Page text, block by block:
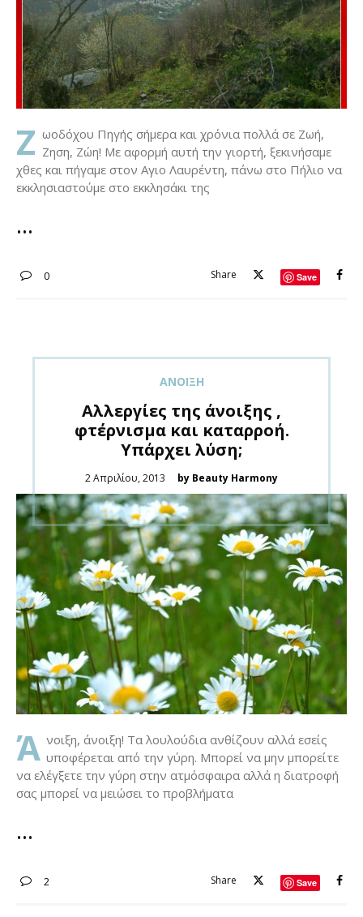
Ζ ωοδόχου Πηγής σήμερα και χρόνια πολλά σε Ζωή,
Ζηση, Ζώη! Με αφορμή αυτή την γιορτή, ξεκινήσαμε
χθες και πήγαμε στον Αγιο Λαυρέντη, πάνω στο Πήλιο να
εκκλησιαστούμε στο εκκλησάκι της
0 Share Save
ΑΝΟΙΞΗ
Αλλεργίες της άνοιξης ,
φτέρνισμα και καταρροή.
Υπάρχει λύση;
Posted
2 Απριλίου, 2013 by Beauty Harmony
Ά νοιξη, άνοιξη! Τα λουλούδια ανθίζουν αλλά εσείς
υποφέρεται από την γύρη. Μπορεί να μην μπορείτε
να ελέγξετε την γύρη στην ατμόσφαιρα αλλά η διατροφή
σας μπορεί να μειώσει το προβλήματα
2 Share Save